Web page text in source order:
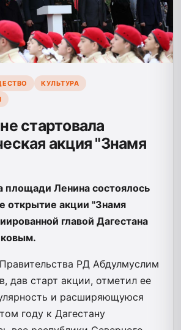
КУЛЬТУРА
стартовала
акция "Знамя
площади Ленина состоялось
открытие акции "Знамя
главой Дагестана
РД Абдулмуслим
дав старт акции, отметил ее
и расширяющуюся
году к Дагестану